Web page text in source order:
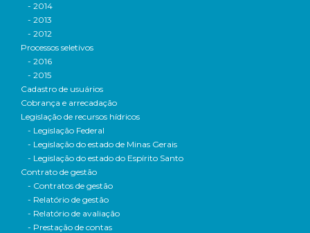
- 2014
- 2013
- 2012
Processos seletivos
- 2016
- 2015
Cadastro de usuários
Cobrança e arrecadação
Legislação de recursos hídricos
- Legislação Federal
- Legislação do estado de Minas Gerais
- Legislação do estado do Espírito Santo
Contrato de gestão
- Contratos de gestão
- Relatório de gestão
- Relatório de avaliação
- Prestação de contas